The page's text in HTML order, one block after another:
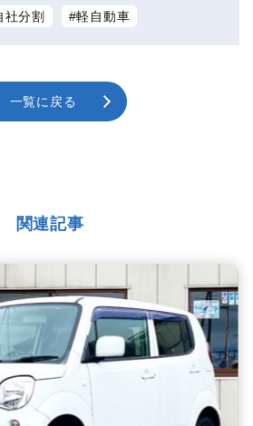
社分割 軽自動車
一覧に戻る
関連記事